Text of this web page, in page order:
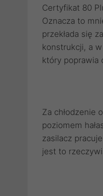
Certyfikat 80
Oznacza to
przekłada się
konstrukcji, a
który poprawia
Za chłodzenie
poziomem
zasilacz
jest to